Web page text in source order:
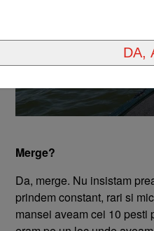
Merge?
Da, merge. Nu insistam
prindem constant, rari si
mansei aveam cei 10 pesti